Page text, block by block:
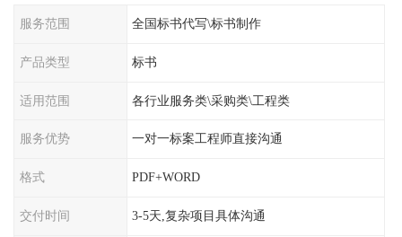
服务范围 全国标书代写\标书制作
产品类型 标书
适用范围 各行业服务类\采购类\工程类
服务优势 一对一标案工程师直接沟通
格式 PDF+WORD
交付时间 3-5天,复杂项目具体沟通